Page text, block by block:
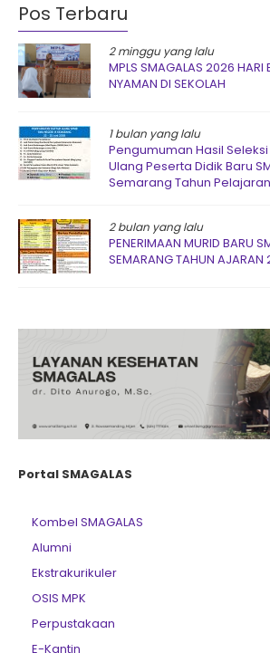
Pos Terbaru
2 minggu yang lalu
MPLS SMAGALAS 2026 HARI
NYAMAN DI SEKOLAH
1 bulan yang lalu
Pengumuman Hasil
Ulang Peserta Didik Baru
Semarang Tahun
2 bulan yang lalu
PENERIMAAN MURID BARU
SEMARANG TAHUN
Portal SMAGALAS
Kombel SMAGALAS
Alumni
Ekstrakurikuler
OSIS MPK
Perpustakaan
E-Kantin